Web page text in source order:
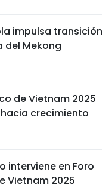
impulsa transición
del Mekong
de Vietnam 2025
crecimiento
interviene en Foro
Vietnam 2025